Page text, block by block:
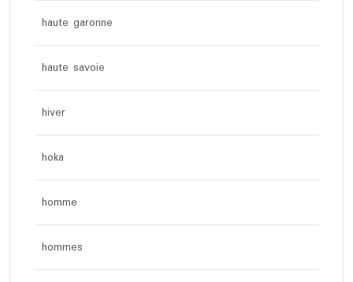
haute garonne
haute savoie
hiver
hoka
homme
hommes